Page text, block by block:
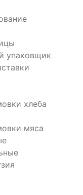
упаковщик
хлеба
мяса